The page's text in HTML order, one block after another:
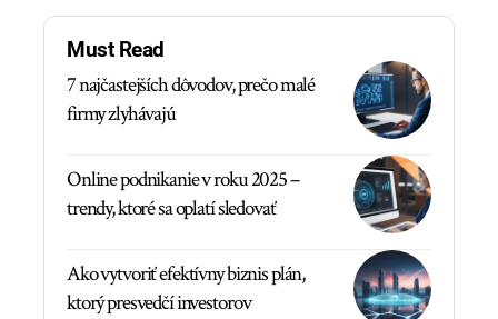
Must Read
7 najčastejších dôvodov, prečo malé
firmy zlyhávajú
Online podnikanie v roku 2025 –
trendy, ktoré sa oplatí sledovať
Ako vytvoriť efektívny biznis plán,
ktorý presvedčí investorov